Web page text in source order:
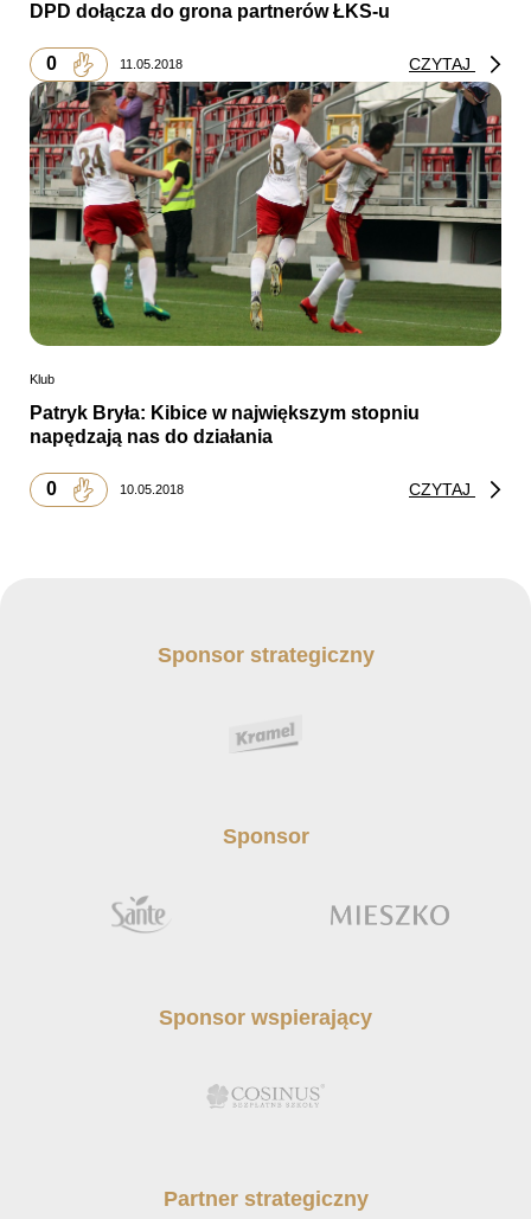
DPD dołącza do grona partnerów ŁKS-u
0 11.05.2018 CZYTAJ
Klub
Patryk Bryła: Kibice w największym stopniu
napędzają nas do działania
0 10.05.2018 CZYTAJ
Sponsor strategiczny
Sponsor
Sponsor wspierający
Partner strategiczny